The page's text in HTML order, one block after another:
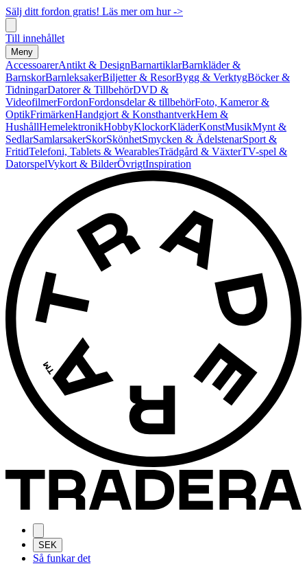
Sälj ditt fordon gratis! Läs mer om hur ->
Till innehållet
Meny
AccessoarerAntikt & DesignBarnartiklarBarnkläder &
BarnskorBarnleksakerBiljetter & ResorBygg & VerktygBöcker &
TidningarDatorer & TillbehörDVD &
VideofilmerFordonFordonsdelar & tillbehörFoto, Kameror &
OptikFrimärkenHandgjort & KonsthantverkHem &
HushållHemelektronikHobbyKlockorKläderKonstMusikMynt &
SedlarSamlarsakerSkorSkönhetSmycken & ÄdelstenarSport &
FritidTelefoni, Tablets & WearablesTrädgård & VäxterTV-spel &
DatorspelVykort & BilderÖvrigtInspiration
SEK
Så funkar det